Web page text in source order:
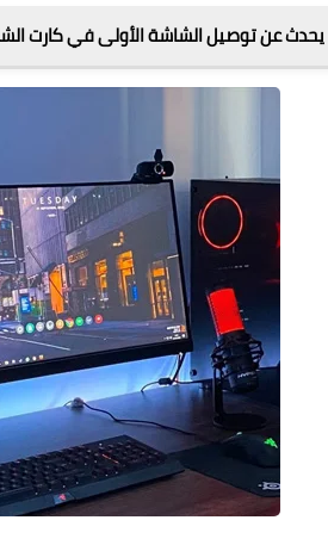
يحدث عن توصيل الشاشة الأولى في كارت